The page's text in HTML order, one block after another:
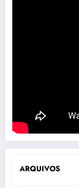
ARQUIVOS